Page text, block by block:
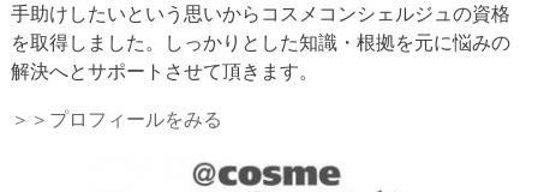
手助けしたいという思いからコスメコンシェルジュの資格
を取得しました。しっかりとした知識・根拠を元に悩みの
解決へとサポートさせて頂きます。
＞＞プロフィールをみる